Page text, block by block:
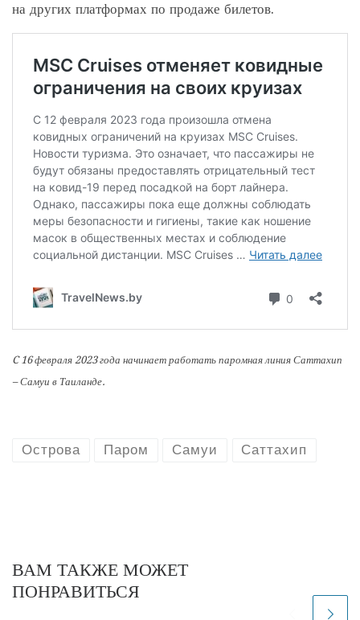
на других платформах по продаже билетов.
C 16 февраля 2023 года начинает работать паромная линия Саттахип
– Самуи в Таиланде.
Острова Паром Самуи Саттахип
ВАМ ТАКЖЕ МОЖЕТ
ПОНРАВИТЬСЯ